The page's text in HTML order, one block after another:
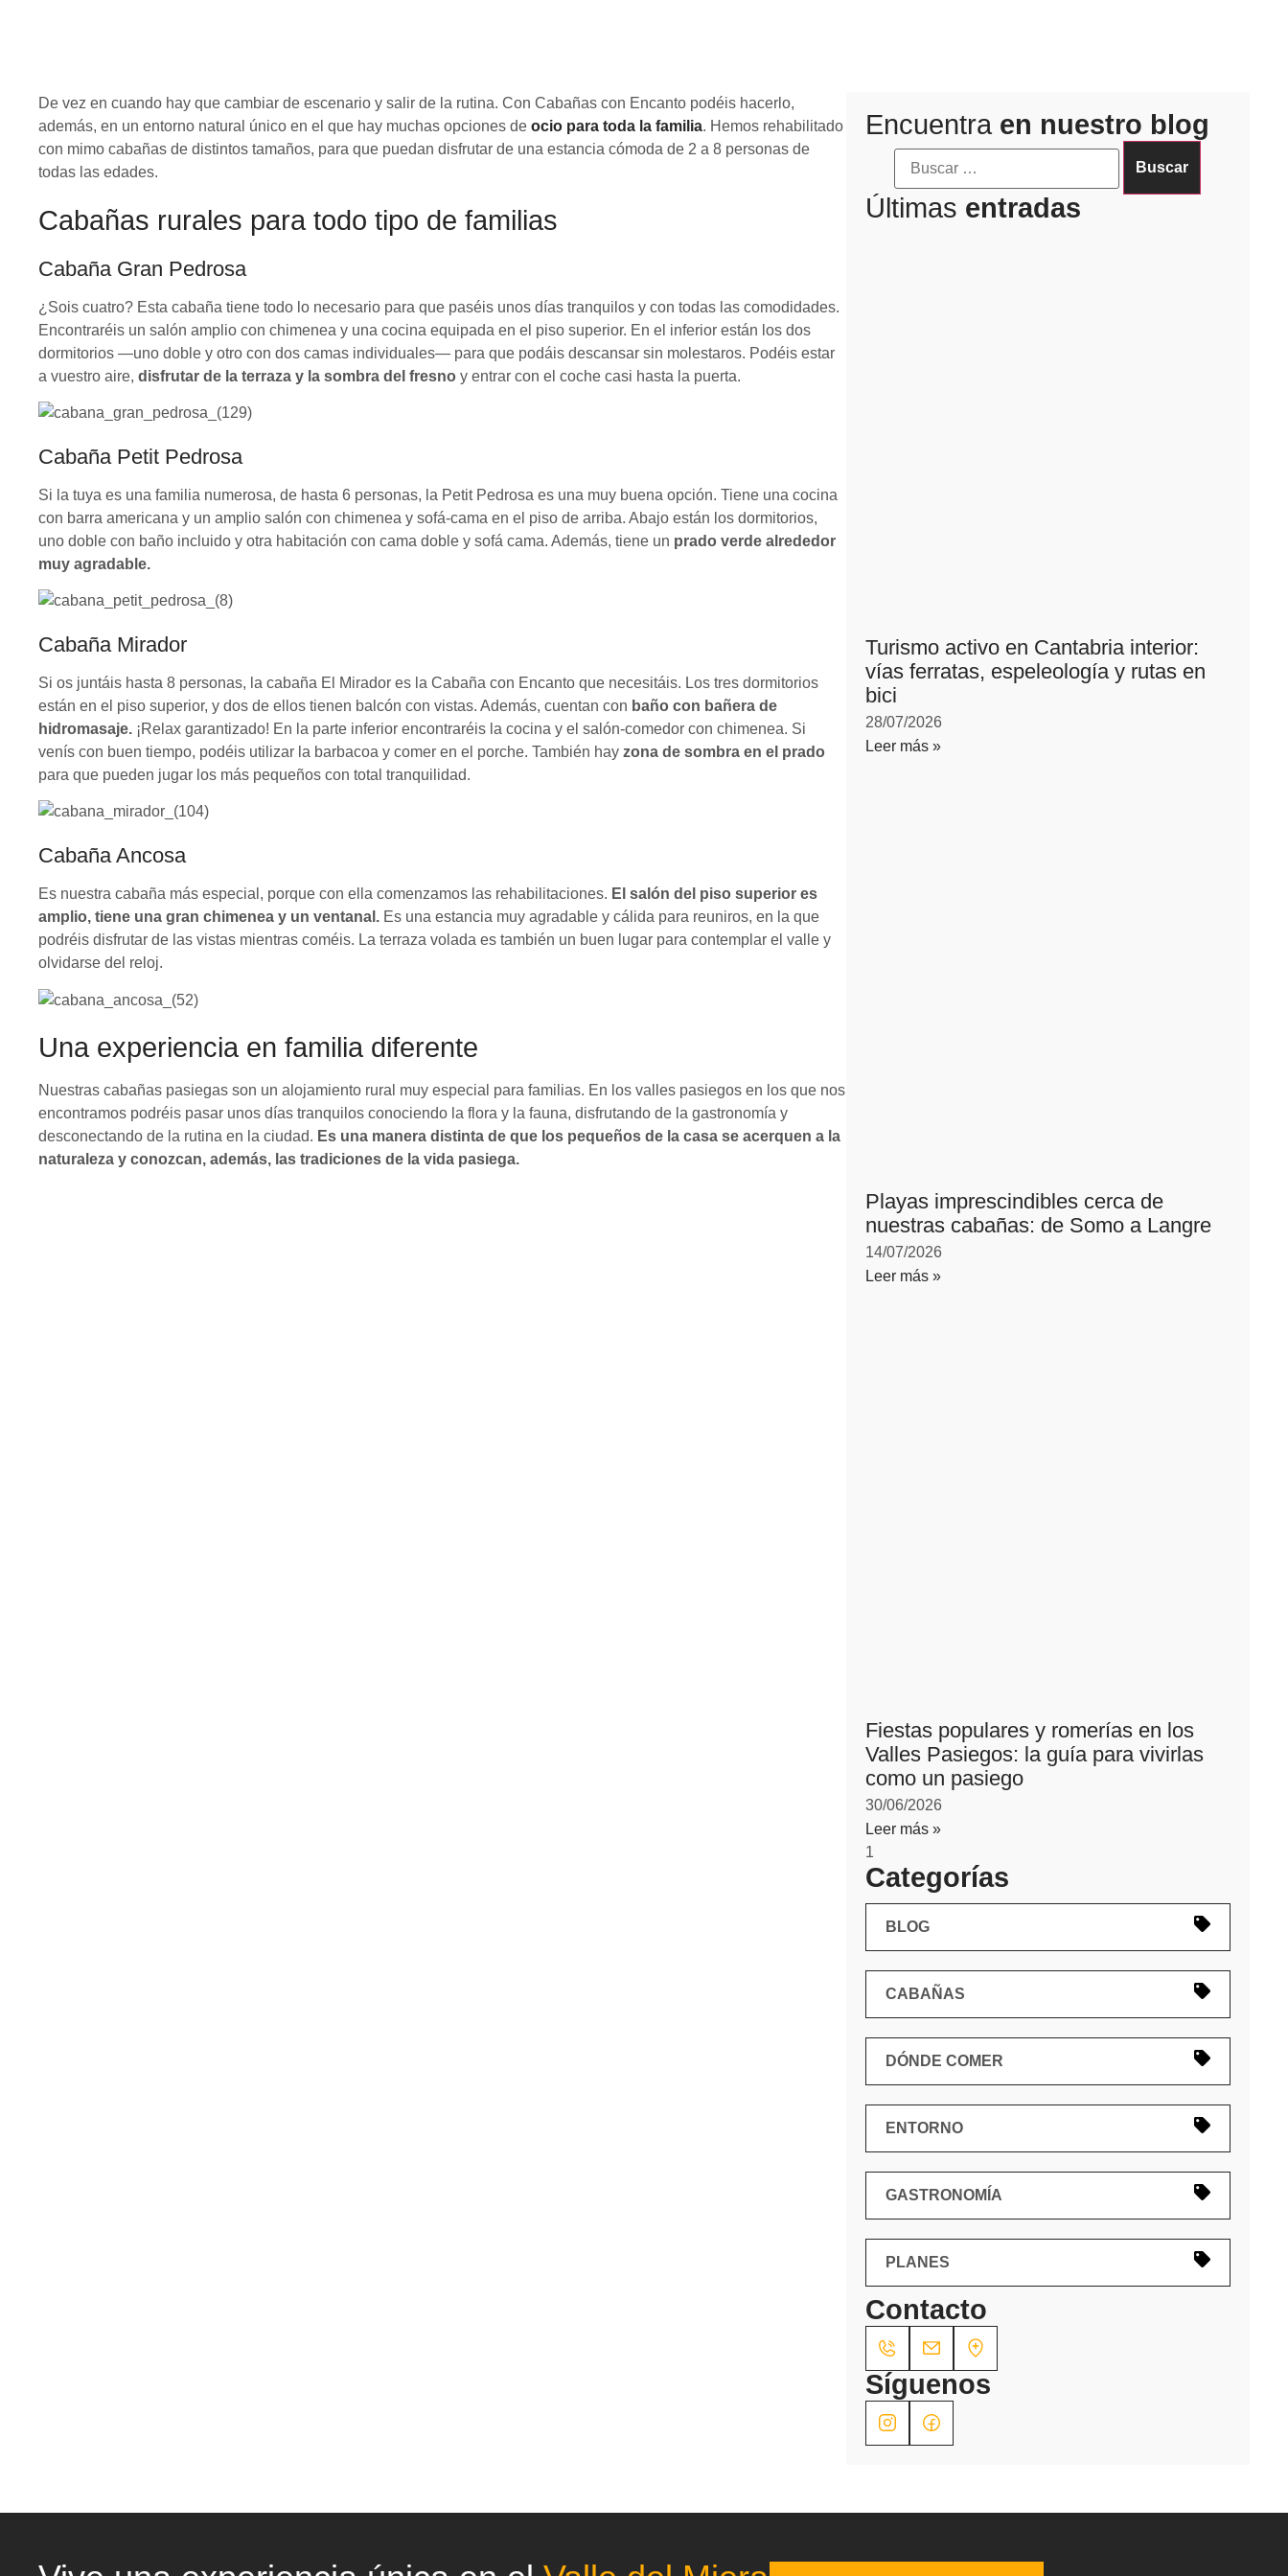
De vez en cuando hay que cambiar de escenario y salir de la rutina. Con Cabañas con Encanto podéis hacerlo,
además, en un entorno natural único en el que hay muchas opciones de ocio para toda la familia. Hemos rehabilitado
con mimo cabañas de distintos tamaños, para que puedan disfrutar de una estancia cómoda de 2 a 8 personas de
todas las edades.
Cabañas rurales para todo tipo de familias
Cabaña Gran Pedrosa
¿Sois cuatro? Esta cabaña tiene todo lo necesario para que paséis unos días tranquilos y con todas las comodidades.
Encontraréis un salón amplio con chimenea y una cocina equipada en el piso superior. En el inferior están los dos
dormitorios —uno doble y otro con dos camas individuales— para que podáis descansar sin molestaros. Podéis estar
a vuestro aire, disfrutar de la terraza y la sombra del fresno y entrar con el coche casi hasta la puerta.
Cabaña Petit Pedrosa
Si la tuya es una familia numerosa, de hasta 6 personas, la Petit Pedrosa es una muy buena opción. Tiene una cocina
con barra americana y un amplio salón con chimenea y sofá-cama en el piso de arriba. Abajo están los dormitorios,
uno doble con baño incluido y otra habitación con cama doble y sofá cama. Además, tiene un prado verde alrededor
muy agradable.
Cabaña Mirador
Si os juntáis hasta 8 personas, la cabaña El Mirador es la Cabaña con Encanto que necesitáis. Los tres dormitorios
están en el piso superior, y dos de ellos tienen balcón con vistas. Además, cuentan con baño con bañera de
hidromasaje. ¡Relax garantizado! En la parte inferior encontraréis la cocina y el salón-comedor con chimenea. Si
venís con buen tiempo, podéis utilizar la barbacoa y comer en el porche. También hay zona de sombra en el prado
para que pueden jugar los más pequeños con total tranquilidad.
Cabaña Ancosa
Es nuestra cabaña más especial, porque con ella comenzamos las rehabilitaciones. El salón del piso superior es
amplio, tiene una gran chimenea y un ventanal. Es una estancia muy agradable y cálida para reuniros, en la que
podréis disfrutar de las vistas mientras coméis. La terraza volada es también un buen lugar para contemplar el valle y
olvidarse del reloj.
Una experiencia en familia diferente
Nuestras cabañas pasiegas son un alojamiento rural muy especial para familias. En los valles pasiegos en los que nos
encontramos podréis pasar unos días tranquilos conociendo la flora y la fauna, disfrutando de la gastronomía y
desconectando de la rutina en la ciudad. Es una manera distinta de que los pequeños de la casa se acerquen a la
naturaleza y conozcan, además, las tradiciones de la vida pasiega.
Encuentra en nuestro blog
Últimas entradas
Turismo activo en Cantabria interior:
vías ferratas, espeleología y rutas en
bici
28/07/2026
Leer más »
Playas imprescindibles cerca de
nuestras cabañas: de Somo a Langre
14/07/2026
Leer más »
Fiestas populares y romerías en los
Valles Pasiegos: la guía para vivirlas
como un pasiego
30/06/2026
Leer más »
Categorías
BLOG
CABAÑAS
DÓNDE COMER
ENTORNO
GASTRONOMÍA
PLANES
Contacto
Síguenos